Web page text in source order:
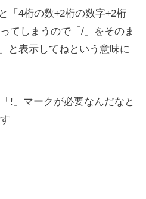
「4桁の数÷2桁の数字÷2桁
てしまうので「/」をそのま
と表示してねという意味に
!」マークが必要なんだなと